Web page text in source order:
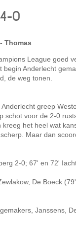
0
Thomas
League goed
Anderlecht
de weg tonen.
greep
schot voor de 2-0
het heel wat
Maar dan
2-0; 67' en 72'
De Boeck
Janssens,